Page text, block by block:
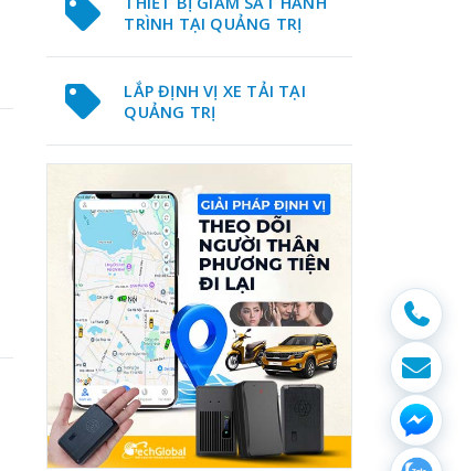
TRÌNH TẠI QUẢNG TRỊ
LẮP ĐỊNH VỊ XE TẢI TẠI
QUẢNG TRỊ